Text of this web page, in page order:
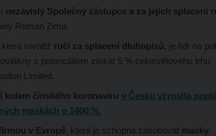
nezávislý Společný zástupce a za jejich splacení
Roman Zima.
rovněž ručí za splacení dluhopisů, je lídr na
s potenciálem získat 5 % celosvětového trhu
Limited.
kolem čínského koronaviru v Česku vzrostla
maskách o 1400 %.
v Evropě, která je schopna zásobovat masky